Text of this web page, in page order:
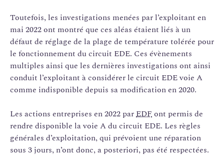
Toutefois, les investigations menées par l’exploitant en
mai 2022 ont montré que ces aléas étaient liés à un
défaut de réglage de la plage de température tolérée pour
le fonctionnement du circuit EDE. Ces évènements
multiples ainsi que les dernières investigations ont ainsi
conduit l’exploitant à considérer le circuit EDE voie A
comme indisponible depuis sa modification en 2020.
Les actions entreprises en 2022 parEDFont permis de
rendre disponible la voie A du circuit EDE. Les règles
générales d’exploitation, qui prévoient une réparation
sous 3 jours, n’ont donc, a posteriori, pas été respectées.